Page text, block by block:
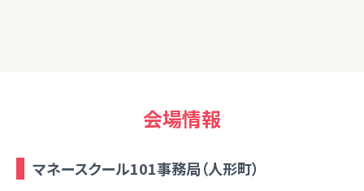
会場情報
マネースクール101事務局（人形町）